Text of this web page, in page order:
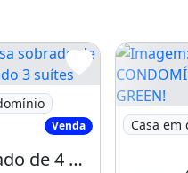
sobrado de 4 quartos,
Venda
Casa sobrado de 4 quartos, sendo 3 suítes c/Piscina
Imagem:
Casa